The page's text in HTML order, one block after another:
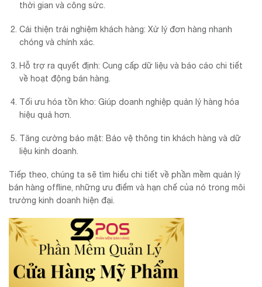
thời gian và công sức.
Cải thiện trải nghiệm khách hàng: Xử lý đơn hàng nhanh
chóng và chính xác.
Hỗ trợ ra quyết định: Cung cấp dữ liệu và báo cáo chi tiết
về hoạt động bán hàng.
Tối ưu hóa tồn kho: Giúp doanh nghiệp quản lý hàng hóa
hiệu quả hơn.
Tăng cường bảo mật: Bảo vệ thông tin khách hàng và dữ
liệu kinh doanh.
Tiếp theo, chúng ta sẽ tìm hiểu chi tiết về phần mềm quản lý
bán hàng offline, những ưu điểm và hạn chế của nó trong môi
trường kinh doanh hiện đại.